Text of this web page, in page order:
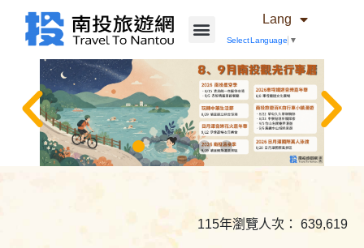
Lang
Select Language ▼
115年瀏覽人次： 639,619